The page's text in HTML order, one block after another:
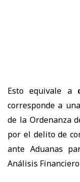
Esto equivale a
corresponde a
de la Ordenanza
por el delito de
ante Aduanas
Análisis Financiero